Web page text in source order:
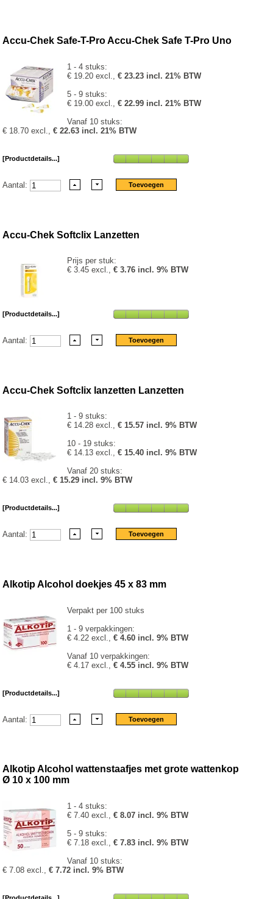
Accu-Chek Safe-T-Pro Accu-Chek Safe T-Pro Uno
1 - 4 stuks:
€ 19.20 excl.,€ 23.23 incl. 21% BTW
5 - 9 stuks:
€ 19.00 excl.,€ 22.99 incl. 21% BTW
Vanaf 10 stuks:
€ 18.70 excl.,€ 22.63 incl. 21% BTW
[Productdetails...]
Aantal:
Accu-Chek Softclix Lanzetten
Prijs per stuk:
€ 3.45 excl.,€ 3.76 incl. 9% BTW
[Productdetails...]
Aantal:
Accu-Chek Softclix lanzetten Lanzetten
1 - 9 stuks:
€ 14.28 excl.,€ 15.57 incl. 9% BTW
10 - 19 stuks:
€ 14.13 excl.,€ 15.40 incl. 9% BTW
Vanaf 20 stuks:
€ 14.03 excl.,€ 15.29 incl. 9% BTW
[Productdetails...]
Aantal:
Alkotip Alcohol doekjes 45 x 83 mm
Verpakt per 100 stuks
1 - 9 verpakkingen:
€ 4.22 excl.,€ 4.60 incl. 9% BTW
Vanaf 10 verpakkingen:
€ 4.17 excl.,€ 4.55 incl. 9% BTW
[Productdetails...]
Aantal:
Alkotip Alcohol wattenstaafjes met grote wattenkop
Ø 10 x 100 mm
1 - 4 stuks:
€ 7.40 excl.,€ 8.07 incl. 9% BTW
5 - 9 stuks:
€ 7.18 excl.,€ 7.83 incl. 9% BTW
Vanaf 10 stuks:
€ 7.08 excl.,€ 7.72 incl. 9% BTW